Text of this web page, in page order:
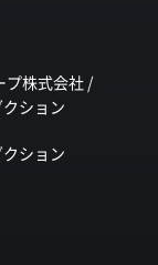
プ株式会社 /
ション
ション